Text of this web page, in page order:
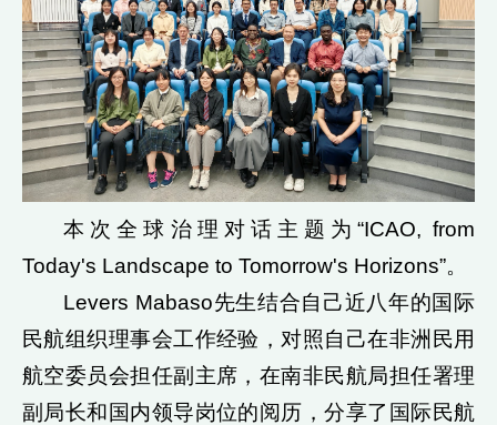
本次全球治理对话主题为“ICAO, from
Today's Landscape to Tomorrow's Horizons”。
Levers Mabaso先生结合自己近八年的国际
民航组织理事会工作经验，对照自己在非洲民用
航空委员会担任副主席，在南非民航局担任署理
副局长和国内领导岗位的阅历，分享了国际民航